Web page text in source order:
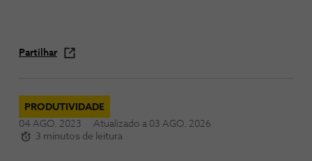
Partilhar
PRODUTIVIDADE
04 AGO. 2023
Atualizado a 03 AGO. 2026
3 minutos de leitura